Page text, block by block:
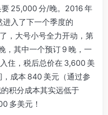
25,000 分/晚。2016 年
进入了下一个季度的
，大号小号全力开动，第
，其中一个预订 9 晚，一
住，税后总价在 3,600 美
成本 840 美元（通过参
积分成本其实远低于
多美元！